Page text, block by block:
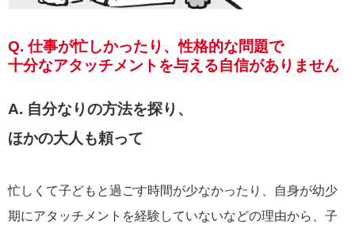
Q. 仕事が忙しかったり、性格的な問題で
十分なアタッチメントを与える自信がありません
A. 自分なりの方法を探り、
ほかの大人も頼って
忙しくて子どもと過ごす時間が少なかったり、自身が幼少
期にアタッチメントを経験していないなどの理由から、子